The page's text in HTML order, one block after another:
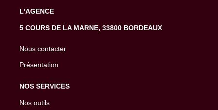
L'AGENCE
5 COURS DE LA MARNE, 33800 BORDEAUX
Nous contacter
Présentation
NOS SERVICES
Nos outils